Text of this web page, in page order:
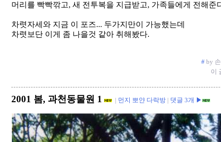
머리를 빡빡깎고, 새 전투복을 지급받고, 가족들에게 전해준
차렷자세와 지금 이 포즈... 두가지만이 가능했는데
차렷보단 이게 좀 나을것 같아 취해봤다.
# by
이
2001 봄, 과천동물원 1 | 먼지 뽀얀 다락방 | 댓글 3개 ▶